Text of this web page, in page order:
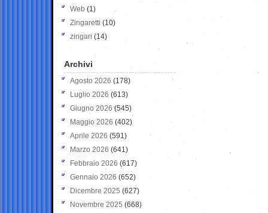
Web (1)
Zingaretti (10)
zingari (14)
Archivi
Agosto 2026 (178)
Luglio 2026 (613)
Giugno 2026 (545)
Maggio 2026 (402)
Aprile 2026 (591)
Marzo 2026 (641)
Febbraio 2026 (617)
Gennaio 2026 (652)
Dicembre 2025 (627)
Novembre 2025 (668)